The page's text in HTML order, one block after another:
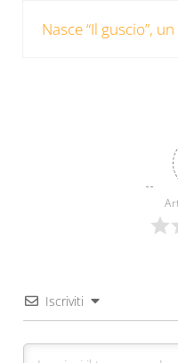
Nasce “Il guscio”,
Iscriviti